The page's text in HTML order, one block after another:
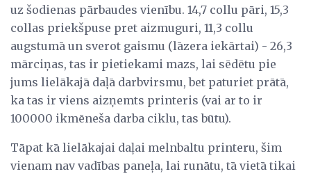
uz šodienas pārbaudes vienību. 14,7 collu pāri, 15,3
collas priekšpuse pret aizmuguri, 11,3 collu
augstumā un sverot gaismu (lāzera iekārtai) - 26,3
mārciņas, tas ir pietiekami mazs, lai sēdētu pie
jums lielākajā daļā darbvirsmu, bet paturiet prātā,
ka tas ir viens aizņemts printeris (vai ar to ir
100000 ikmēneša darba ciklu, tas būtu).
Tāpat kā lielākajai daļai melnbaltu printeru, šim
vienam nav vadības paneļa, lai runātu, tā vietā tikai